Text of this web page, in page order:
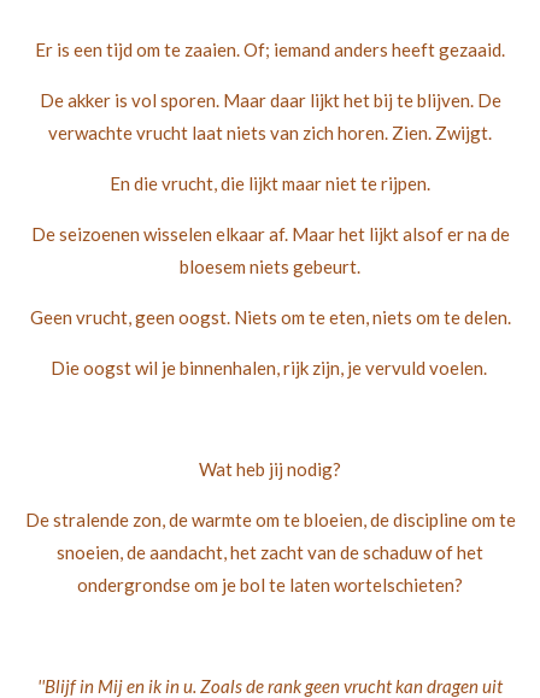
Er is een tijd om te zaaien. Of; iemand anders heeft gezaaid.
De akker is vol sporen. Maar daar lijkt het bij te blijven. De
verwachte vrucht laat niets van zich horen. Zien. Zwijgt.
En die vrucht, die lijkt maar niet te rijpen.
De seizoenen wisselen elkaar af. Maar het lijkt alsof er na de
bloesem niets gebeurt.
Geen vrucht, geen oogst. Niets om te eten, niets om te delen.
Die oogst wil je binnenhalen, rijk zijn, je vervuld voelen.
Wat heb jij nodig?
De stralende zon, de warmte om te bloeien, de discipline om te
snoeien, de aandacht, het zacht van de schaduw of het
ondergrondse om je bol te laten wortelschieten?
''Blijf in Mij en ik in u. Zoals de rank geen vrucht kan dragen uit